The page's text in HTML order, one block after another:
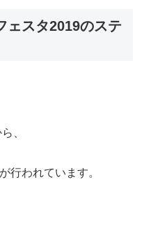
ェスタ2019のステ
、
が行われています。